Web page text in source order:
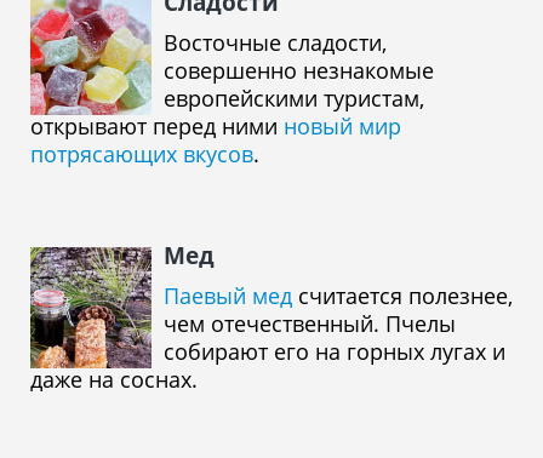
Восточные сладости,
совершенно незнакомые
европейскими туристам,
открывают перед ними новый мир
потрясающих вкусов.
Мед
Паевый мед считается полезнее,
чем отечественный. Пчелы
собирают его на горных лугах и
даже на соснах.